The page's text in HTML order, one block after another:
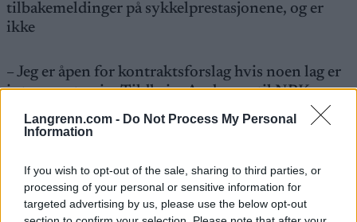
Langrenn.com - Do Not Process My Personal
Information
If you wish to opt-out of the sale, sharing to third parties, or
processing of your personal or sensitive information for
targeted advertising by us, please use the below opt-out
tilbakemeldinger på sykkelprestasjonene, og er
ikke
– Jeg er åpen for kontraktsforslag hvis noen lag er
interesserte, sier Tildheim Andersen til NRK.
Og sist lørdag debuterte Tildheim Andersens til
klokket han inn til tida 1:08.47, bare slått av
friidrettsutøveren Senay Fissehatsion som har sju
NM-gull i løping.